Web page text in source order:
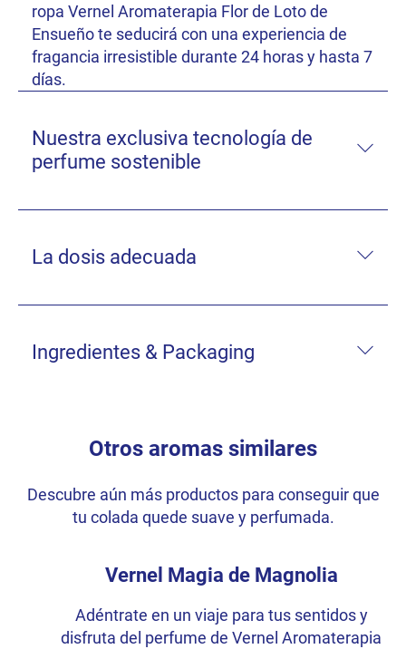
ropa Vernel Aromaterapia Flor de Loto de
Ensueño te seducirá con una experiencia de
fragancia irresistible durante 24 horas y hasta 7
días.
Nuestra exclusiva tecnología de
perfume sostenible
La dosis adecuada
Ingredientes & Packaging
Otros aromas similares
Descubre aún más productos para conseguir que
tu colada quede suave y perfumada.
Vernel Magia de Magnolia
Adéntrate en un viaje para tus sentidos y
disfruta del perfume de Vernel Aromaterapia